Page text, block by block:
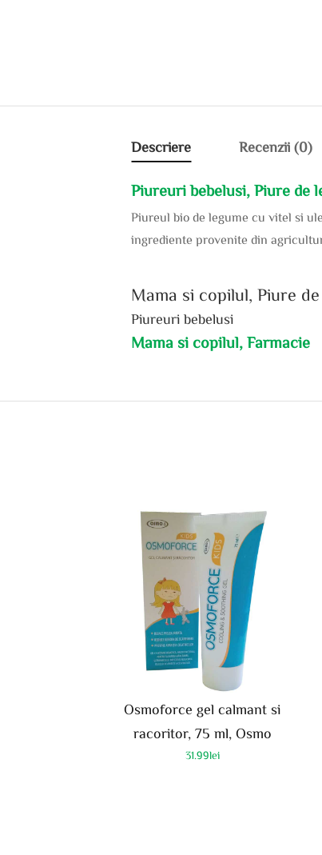
Descriere Recenzii (0)
Piureuri bebelusi, Piure de
Piureul bio de legume cu vitel si
ingrediente provenite din
Mama si copilul, Piure
Piureuri bebelusi
Mama si copilul, Farmacie
Osmoforce gel calmant si
racoritor, 75 ml, Osmo
31.99lei